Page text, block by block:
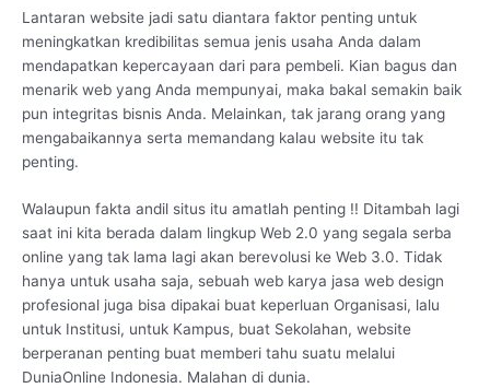
Lantaran website jadi satu diantara faktor penting untuk
meningkatkan kredibilitas semua jenis usaha Anda dalam
mendapatkan kepercayaan dari para pembeli. Kian bagus dan
menarik web yang Anda mempunyai, maka bakal semakin baik
pun integritas bisnis Anda. Melainkan, tak jarang orang yang
mengabaikannya serta memandang kalau website itu tak
penting.
Walaupun fakta andil situs itu amatlah penting !! Ditambah lagi
saat ini kita berada dalam lingkup Web 2.0 yang segala serba
online yang tak lama lagi akan berevolusi ke Web 3.0. Tidak
hanya untuk usaha saja, sebuah web karya jasa web design
profesional juga bisa dipakai buat keperluan Organisasi, lalu
untuk Institusi, untuk Kampus, buat Sekolahan, website
berperanan penting buat memberi tahu suatu melalui
DuniaOnline Indonesia. Malahan di dunia.